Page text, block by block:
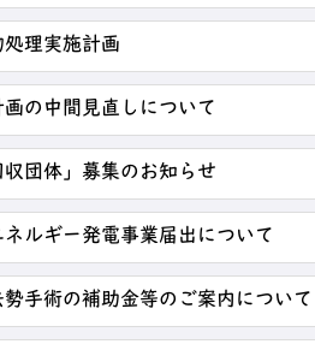
理実施計画
の中間見直しについて
収団体」募集のお知らせ
ルギー発電事業届出について
手術の補助金等のご案内について